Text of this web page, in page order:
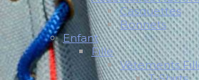
Casquettes
Bonnets
Enfant
Fille
Vêtements